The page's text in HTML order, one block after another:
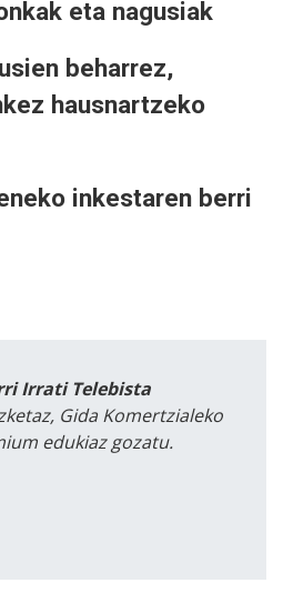
eta nagusiak
beharrez,
hausnartzeko
inkestaren berri
Irrati Telebista
Gida Komertzialeko
edukiaz gozatu.